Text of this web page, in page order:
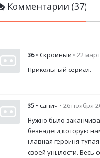
Комментарии (37)
36 • Скромный • 22
Прикольный сериал.
35 • санич • 26 ноября
Нужно было
безнадеги,которую
Главная героиня-
своей унылости. Весь